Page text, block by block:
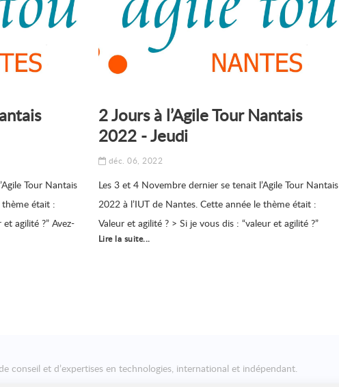
Tour Nantais
thème était :
agilité ?” Avez-
du manifeste
2 Jours à l’Agile Tour Nantais
2022 - Jeudi
déc. 06, 2022
Les 3 et 4 Novembre dernier se tenait l’Agile Tour Nantais
2022 à l’IUT de Nantes. Cette année le thème était :
Valeur et agilité ? > Si je vous dis : “valeur et agilité ?”
Avez-vous pensé immédiatement aux 4 valeurs du
Lire la suite...
conseil et d’expertises en technologies, international et indépendant.